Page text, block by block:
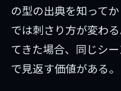
の型の出典を知って
では刺さり方が変わ
てきた場合、同じシ
で見返す価値がある。